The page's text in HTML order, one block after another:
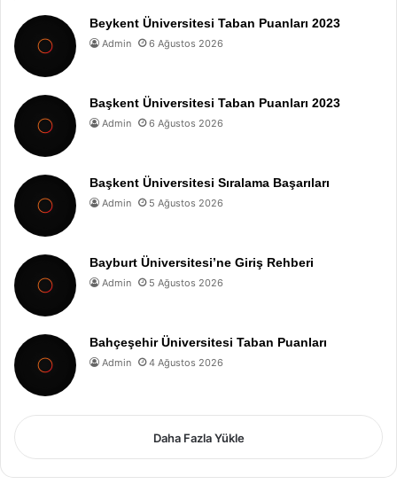
Beykent Üniversitesi Taban Puanları 2023
Admin 6 Ağustos 2026
Başkent Üniversitesi Taban Puanları 2023
Admin 6 Ağustos 2026
Başkent Üniversitesi Sıralama Başarıları
Admin 5 Ağustos 2026
Bayburt Üniversitesi’ne Giriş Rehberi
Admin 5 Ağustos 2026
Bahçeşehir Üniversitesi Taban Puanları
Admin 4 Ağustos 2026
Daha Fazla Yükle